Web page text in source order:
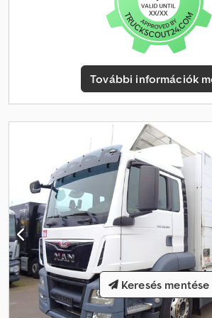
Csapolt sör tanúsítvány * 2.000 kg-os Bär
kormányzott pótkerék tengely * Intarder *
Navigáció * Tolatókamera * Hűtőszekrény *
tempomat * Teljes légrugózás * Automata
jármű azonnal elérhető Crsdjyg Tb Tspfx An
pótkocsik elérhetőkTovábbi információk
Keresés mentése